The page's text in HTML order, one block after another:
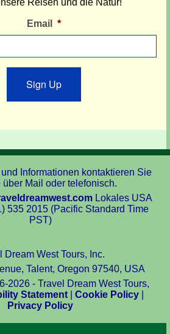
Email *
Sign Up
Informationen kontaktieren Sie
über Mail oder telefonisch.
Lokales USA
535 2015 (Pacific Standard Time
PST)
Dream West Tours, Inc.
Talent, Oregon 97540, USA
2026 - Travel Dream West Tours,
Statement |Cookie Policy
Privacy Policy